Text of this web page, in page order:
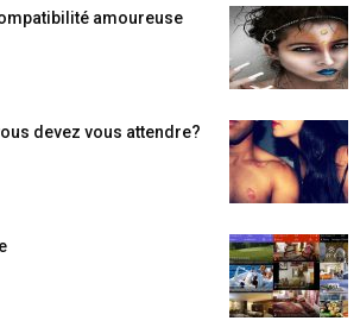
amoureuse
devez vous attendre?